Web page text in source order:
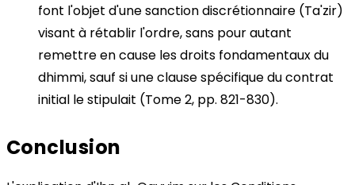
font l'objet d'une sanction discrétionnaire (Ta'zir)
visant à rétablir l'ordre, sans pour autant
remettre en cause les droits fondamentaux du
dhimmi, sauf si une clause spécifique du contrat
initial le stipulait (Tome 2, pp. 821-830).
Conclusion